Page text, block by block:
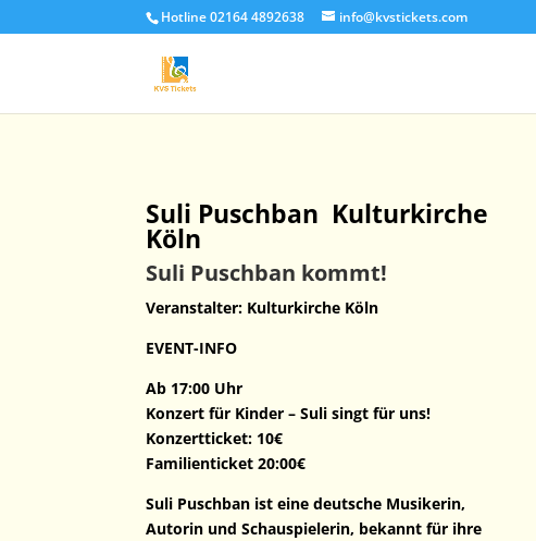
Hotline 02164 4892638 info@kvstickets.com
Suli Puschban Kulturkirche
Köln
Suli Puschban kommt!
Veranstalter: Kulturkirche Köln
EVENT-INFO
Ab 17:00 Uhr
Konzert für Kinder – Suli singt für uns!
Konzertticket: 10€
Familienticket 20:00€
Suli Puschban ist eine deutsche Musikerin,
Autorin und Schauspielerin, bekannt für ihre